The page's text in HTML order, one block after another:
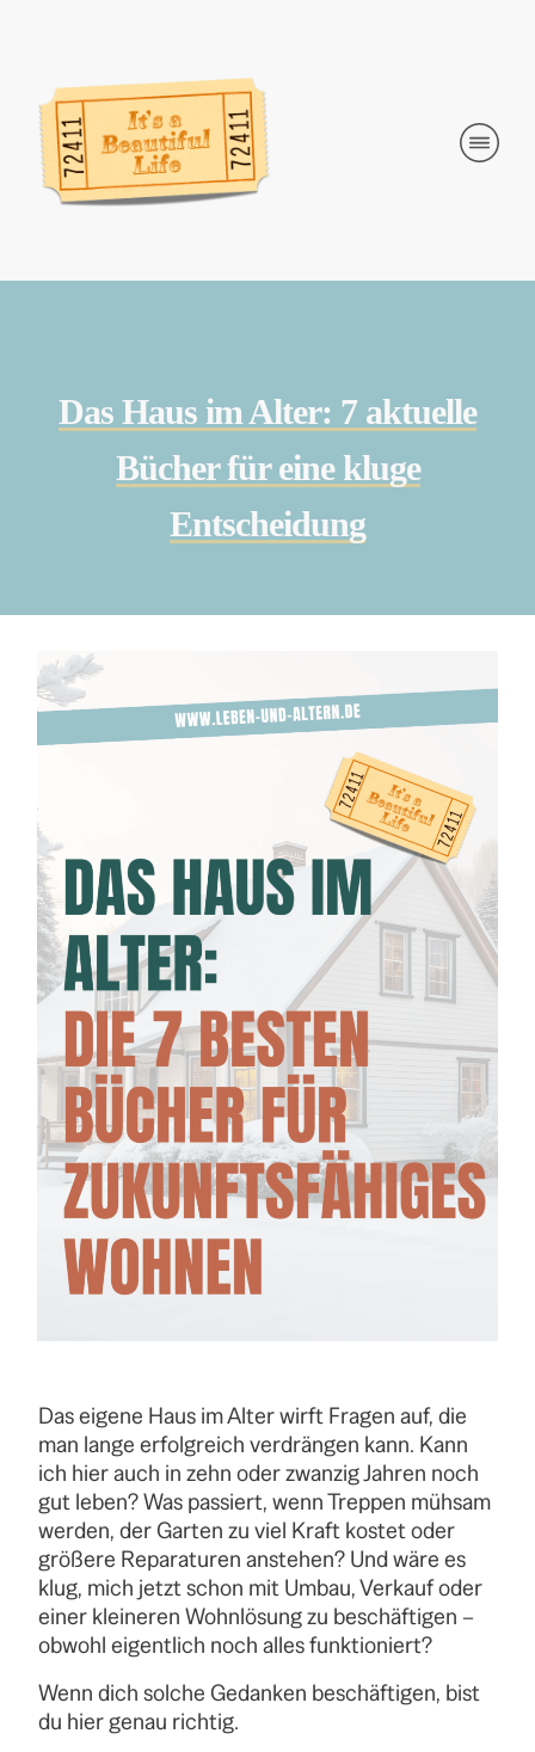
Das Haus im Alter: 7 aktuelle
Bücher für eine kluge
Entscheidung
Das eigene Haus im Alter wirft Fragen auf, die
man lange erfolgreich verdrängen kann. Kann
ich hier auch in zehn oder zwanzig Jahren noch
gut leben? Was passiert, wenn Treppen mühsam
werden, der Garten zu viel Kraft kostet oder
größere Reparaturen anstehen? Und wäre es
klug, mich jetzt schon mit Umbau, Verkauf oder
einer kleineren Wohnlösung zu beschäftigen –
obwohl eigentlich noch alles funktioniert?
Wenn dich solche Gedanken beschäftigen, bist
du hier genau richtig.